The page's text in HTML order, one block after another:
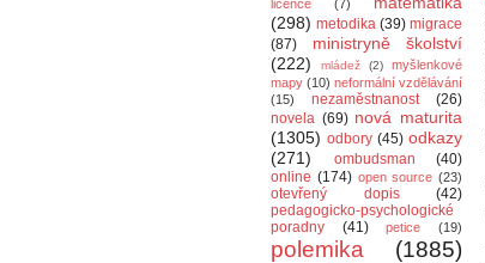
licence (7)
(298) metodika (39) migrace
(87)
ministryně školství
(222)
mládež (2)
myšlenkové
mapy (10) neformální vzdělávání
(15)
nezaměstnanost
(26)
novela (69) nová maturita
(1305) odbory (45) odkazy
(271)
ombudsman
(40)
online (174) open source (23)
otevřený dopis
(42)
pedagogicko-psychologické
poradny
(41) petice (19)
polemika
(1885)